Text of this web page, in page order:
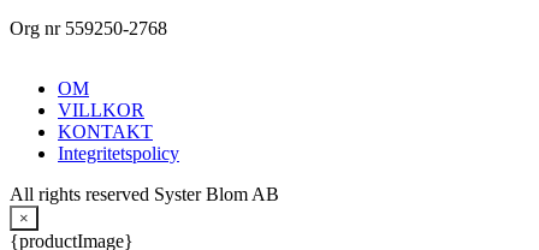
Org nr 559250-2768
OM
VILLKOR
KONTAKT
Integritetspolicy
All rights reserved Syster Blom AB
×
{productImage}